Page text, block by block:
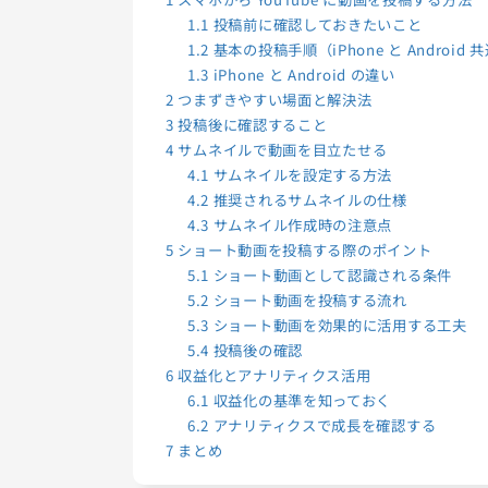
1.1 投稿前に確認しておきたいこと
1.2 基本の投稿手順（iPhone と Android 共
1.3 iPhone と Android の違い
2 つまずきやすい場面と解決法
3 投稿後に確認すること
4 サムネイルで動画を目立たせる
4.1 サムネイルを設定する方法
4.2 推奨されるサムネイルの仕様
4.3 サムネイル作成時の注意点
5 ショート動画を投稿する際のポイント
5.1 ショート動画として認識される条件
5.2 ショート動画を投稿する流れ
5.3 ショート動画を効果的に活用する工夫
5.4 投稿後の確認
6 収益化とアナリティクス活用
6.1 収益化の基準を知っておく
6.2 アナリティクスで成長を確認する
7 まとめ